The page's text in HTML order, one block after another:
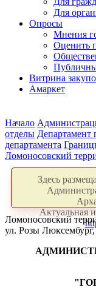
Для
Опросы
Мнения
Оценить
Витрина
Амаркет
Начало
отделы Департамент
департамента
Ломоносовский
Здесь
Актуальная
Ломоносовский
ул. Розы Люксембург,